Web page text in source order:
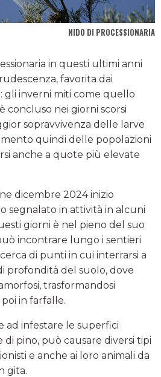
NIDO DI PROCESSIONARIA
in questi ultimi anni
favorita dai
gli inverni miti come quello
concluso nei giorni scorsi
sopravvivenza delle larve
quindi delle popolazioni
anche a quote più elevate
dicembre 2024 inizio
segnalato in attività in alcuni
giorni è nel pieno del suo
incontrare lungo i sentieri
di punti in cui interrarsi a
profondità del suolo, dove
trasformandosi
in farfalle.
ad infestare le superfici
pino, può causare diversi tipi
e anche ai loro animali da
gita.